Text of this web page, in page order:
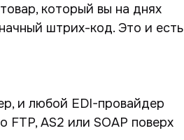
который вы на днях
штрих-код. Это и есть
и любой EDI-провайдер
FTP, AS2 или SOAP поверх